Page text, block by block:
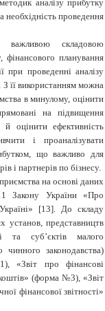
аналізу прибутку
необхідність проведення
важливою складовою
фінансового планування
при проведенні аналізу
З її використанням можна
в минулому, оцінити
на підвищення
оцінити ефективність
і проаналізувати
що важливо для
і партнерів по бізнесу.
на основі даних
Закону України «Про
Україні» [13]. До складу
установ, представництв
та суб’єктів малого
законодавства)
«Звіт про фінансові
(форма №3), «Звіт
фінансової звітності»